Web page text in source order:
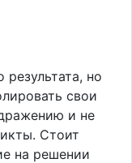
но
свои
и не
Стоит
на решении